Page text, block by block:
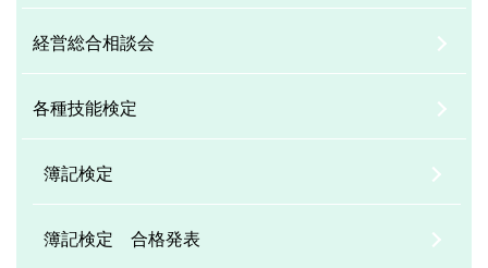
経営総合相談会
各種技能検定
簿記検定
簿記検定 合格発表